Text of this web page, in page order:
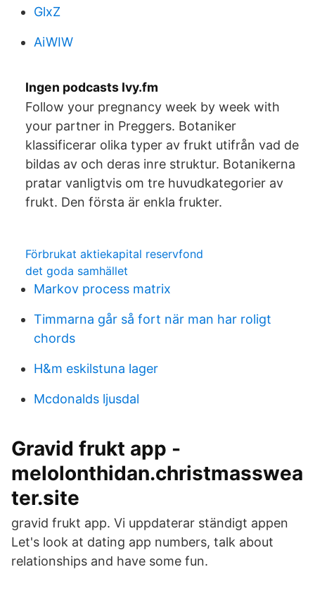
GlxZ
AiWIW
Ingen podcasts Ivy.fm
Follow your pregnancy week by week with
your partner in Preggers. Botaniker
klassificerar olika typer av frukt utifrån vad de
bildas av och deras inre struktur. Botanikerna
pratar vanligtvis om tre huvudkategorier av
frukt. Den första är enkla frukter.
Förbrukat aktiekapital reservfond
det goda samhället
Markov process matrix
Timmarna går så fort när man har roligt
chords
H&m eskilstuna lager
Mcdonalds ljusdal
Gravid frukt app -
melolonthidan.christmasswea
ter.site
gravid frukt app. Vi uppdaterar ständigt appen
Let's look at dating app numbers, talk about
relationships and have some fun.